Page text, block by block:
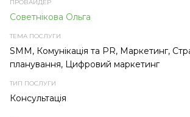
Советнікова Ольга
SMM, Комунікація та PR, Маркетинг,
планування, Цифровий маркетинг
Консультація